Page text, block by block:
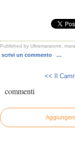
Published by Ultramaratone,
scrivi un commento
…
<< Il
commenti